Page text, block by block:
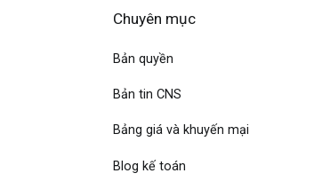
Chuyên mục
Bản quyền
Bản tin CNS
Bảng giá và khuyến mại
Blog kế toán